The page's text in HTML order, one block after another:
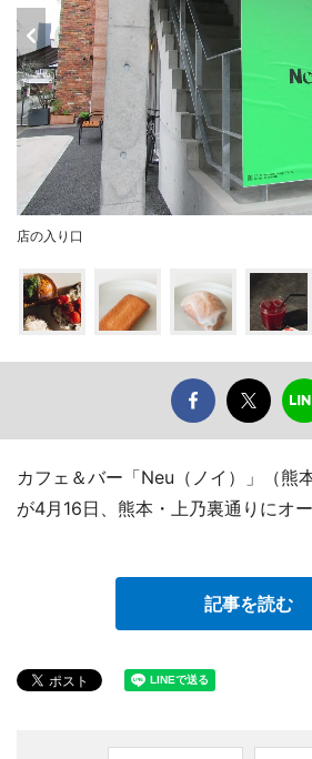
店の入り口
カフェ＆バー「Neu（ノイ）」（熊
が4月16日、熊本・上乃裏通りにオー
記事を読む